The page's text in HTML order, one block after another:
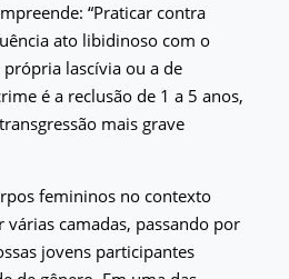
“Praticar contra
ato libidinoso com o
lascívia ou a de
é a reclusão de 1 a 5 anos,
mais grave
femininos no contexto
camadas, passando por
jovens participantes